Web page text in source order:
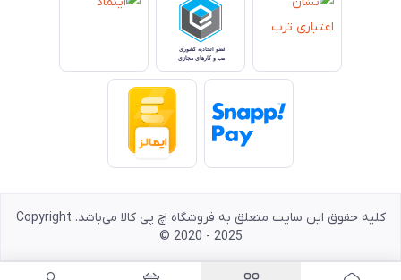
کلیه حقوق این سایت متعلق به فروشگاه اچ پی کالا می‌باشد. Copyright
© 2020 - 2025